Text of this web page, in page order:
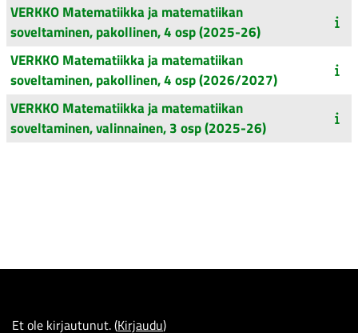
VERKKO Matematiikka ja matematiikan
soveltaminen, pakollinen, 4 osp (2025-26)
VERKKO Matematiikka ja matematiikan
soveltaminen, pakollinen, 4 osp (2026/2027)
VERKKO Matematiikka ja matematiikan
soveltaminen, valinnainen, 3 osp (2025-26)
Et ole kirjautunut. (Kirjaudu)